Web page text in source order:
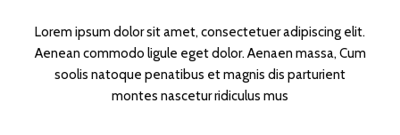
Lorem ipsum dolor sit amet, consectetuer adipiscing elit.
Aenean commodo ligule eget dolor. Aenaen massa, Cum
soolis natoque penatibus et magnis dis parturient
montes nascetur ridiculus mus